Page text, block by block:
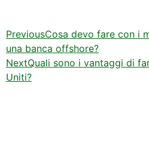
PreviousCosa devo fare con i
una banca offshore?
NextQuali sono i vantaggi di
Uniti?